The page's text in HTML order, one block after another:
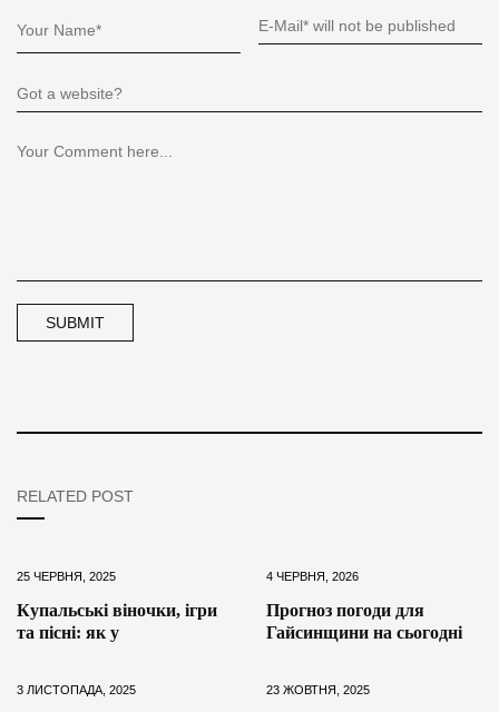
RELATED POST
25 ЧЕРВНЯ, 2025
Купальські віночки, ігри
та пісні: як у
4 ЧЕРВНЯ, 2026
Прогноз погоди для
Гайсинщини на сьогодні
3 ЛИСТОПАДА, 2025 23 ЖОВТНЯ, 2025